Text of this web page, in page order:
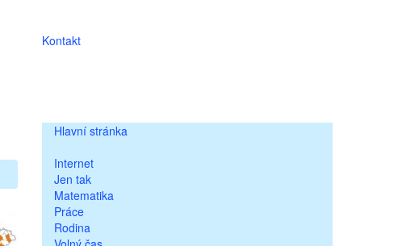
Kontakt
Hlavní stránka
Internet
Jen tak
Matematika
Práce
Rodina